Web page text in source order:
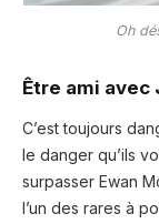
Oh
Être ami avec
C’est toujours
le danger qu’ils
surpasser Ewan
l’un des rares à